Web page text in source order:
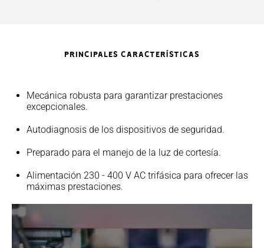
PRINCIPALES CARACTERÍSTICAS
Mecánica robusta para garantizar prestaciones
excepcionales.
Autodiagnosis de los dispositivos de seguridad.
Preparado para el manejo de la luz de cortesía.
Alimentación 230 - 400 V AC trifásica para ofrecer las
máximas prestaciones.